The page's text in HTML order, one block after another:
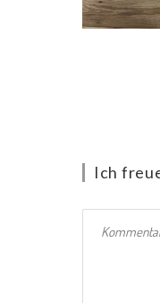
Ich